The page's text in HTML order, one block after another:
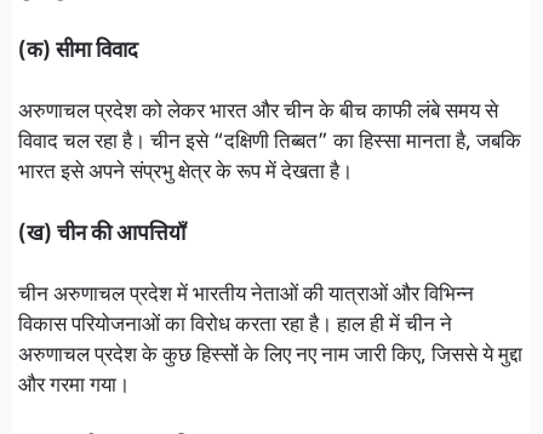
(क) सीमा विवाद
अरुणाचल प्रदेश को लेकर भारत और चीन के बीच काफी लंबे समय से
विवाद चल रहा है। चीन इसे “दक्षिणी तिब्बत” का हिस्सा मानता है, जबकि
भारत इसे अपने संप्रभु क्षेत्र के रूप में देखता है।
(ख) चीन की आपत्तियाँ
चीन अरुणाचल प्रदेश में भारतीय नेताओं की यात्राओं और विभिन्न
विकास परियोजनाओं का विरोध करता रहा है। हाल ही में चीन ने
अरुणाचल प्रदेश के कुछ हिस्सों के लिए नए नाम जारी किए, जिससे ये मुद्दा
और गरमा गया।